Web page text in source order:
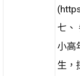
七、
小高
生，